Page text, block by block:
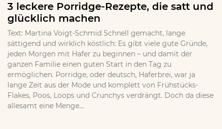
3 leckere Porridge-Rezepte, die satt und
glücklich machen
Text: Martina Voigt-Schmid Schnell gemacht, lange
sättigend und wirklich köstlich: Es gibt viele gute Gründe,
jeden Morgen mit Hafer zu beginnen – und damit der
ganzen Familie einen guten Start in den Tag zu
ermöglichen. Porridge, oder deutsch, Haferbrei, war ja
lange Zeit aus der Mode und komplett von Frühstücks-
Flakes, Poos, Loops und Crunchys verdrängt. Doch da diese
allesamt eine Menge...